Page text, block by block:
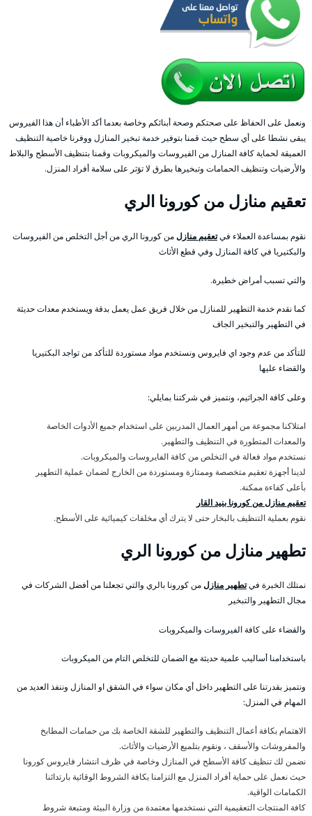
ونعمل على الحفاظ على صحتكم وصحة أبنائكم وخاصة بعدما أكد الأطباء أن هذا الفيروس
يبقى نشطا على أي سطح حيث قمنا بتوفير خدمة تبخير المنازل ووفرنا خاصية التنظيف
العميقة لحماية كافة المنازل من الفيروسات والميكروبات وقمنا بتنظيف الأسطح والبلاط
والأرضيات وتنظيف الحمامات وتبخيرها بطرق لا تؤثر على سلامة أفراد المنزل.
تعقيم منازل من كورونا الري
نقوم بمساعدة العملاء فيتعقيم منازلمن كورونا الري من أجل التخلص من الفيروسات
والبكتيريا في كافة المنازل وفي قطع الأثاث
والتي تسبب أمراض خطيرة.
كما نقدم خدمة التطهير للمنازل من خلال فريق عمل يعمل بدقة ويستخدم معدات حديثة
في التطهير والتبخير الجاف
للتأكد من عدم وجود اي فايروس ونستخدم مواد مستوردة للتأكد من تواجد البكتيريا
والقضاء عليها
وعلى كافة الجراثيم، ونتميز في شركتنا بمايلي:
امتلاكنا مجموعة من أمهر العمال المدربين على استخدام جميع الأدوات الخاصة
والمعدات المتطورة في التنظيف والتطهير.
نستخدم مواد فعالة في التخلص من كافة الفايروسات والميكروبات.
لدينا أجهزة تعقيم متخصصة وممتازة ومستوردة من الخارج لضمان عملية التطهير
بأعلى كفاءة ممكنة.
تعقيم منازل من كورونا بنيد القار
نقوم بعملية التنظيف بالبخار حتى لا يترك أي مخلفات كيميائية على الأسطح.
تطهير منازل من كورونا الري
نمتلك الخبرة فيتطهير منازلمن كورونا بالري والتي تجعلنا من أفضل الشركات في
مجال التطهير والتبخير
والقضاء على كافة الفيروسات والميكروبات
باستخدامنا أساليب علمية حديثة مع الضمان للتخلص التام من الميكروبات
ونتميز بقدرتنا على التطهير داخل أي مكان سواء في الشقق او المنازل وننفذ العديد من
المهام في المنزل:
الاهتمام بكافة أعمال التنظيف والتطهير للشقة الخاصة بك من حمامات المطابخ
والمفروشات والأسقف ، ونقوم بتلميع الأرضيات والأثاث.
نضمن لك تنظيف كافة الأسطح في المنازل وخاصة في ظرف انتشار فايروس كورونا
حيث نعمل على حماية أفراد المنزل مع التزامنا بكافة الشروط الوقائية بارتدائنا
الكمامات الواقية.
كافة المنتجات التعقيمية التي نستخدمها معتمدة من وزارة البيئة ومتبعة شروط